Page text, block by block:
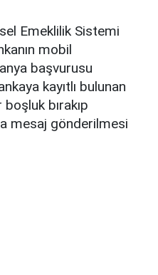
Emeklilik Sistemi
mobil
başvurusu
kayıtlı bulunan
bırakıp
mesaj gönderilmesi